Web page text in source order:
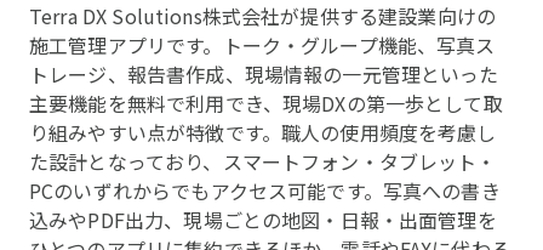
Terra DX Solutions株式会社が提供する建設業向けの
施工管理アプリです。トーク・グループ機能、写真ス
トレージ、報告書作成、現場情報の一元管理といった
主要機能を無料で利用でき、現場DXの第一歩として取
り組みやすい点が特徴です。職人の使用頻度を考慮し
た設計となっており、スマートフォン・タブレット・
PCのいずれからでもアクセス可能です。写真への書き
込みやPDF出力、現場ごとの地図・日報・出面管理を